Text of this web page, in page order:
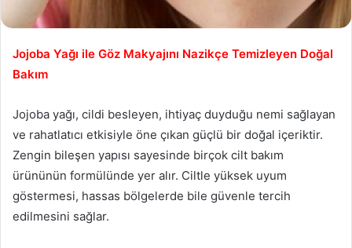
Jojoba Yağı ile Göz Makyajını Nazikçe Temizleyen Doğal
Bakım
Jojoba yağı, cildi besleyen, ihtiyaç duyduğu nemi sağlayan
ve rahatlatıcı etkisiyle öne çıkan güçlü bir doğal içeriktir.
Zengin bileşen yapısı sayesinde birçok cilt bakım
ürününün formülünde yer alır. Ciltle yüksek uyum
göstermesi, hassas bölgelerde bile güvenle tercih
edilmesini sağlar.